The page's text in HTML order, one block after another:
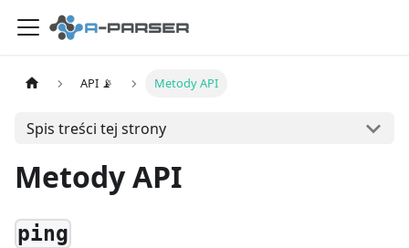
API 📡 Metody API
Spis treści tej strony
Metody API
ping